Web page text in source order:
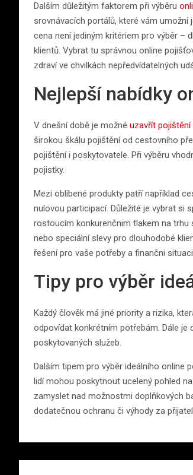
Dalším důležitým faktorem při výběru
srovnávacích portálů, které vám
cena není jediným kritériem pro výběr –
klientů. Vybrat tu správnou online
zdraví ve chvilkách nepředvídatelných
Nejlepší nabídky
V dnešní době je možné uzavřít pojištění
širokou škálu pojištění od cestovního
pojištění i poskytovatele. Při výběru
pojistky.
Mezi oblíbené produkty patří například
nulovou participací. Důležité je vybrat si
rostoucím konkurenčnim tlakem na
nebo speciální slevy pro dlouhodobé
řešení pro vaše potřeby a finančni
Tipy pro výběr
Každý člověk má jiné priority a rizika,
odpovídat konkrétním potřebám. Dále
poskytovaných služeb.
Dalším tipem pro výběr ideálního online
lidí mohou poskytnout ucelený pohled
zamyslet nad možnostmi doplňkových
dodatečnou ochranu či výhody za